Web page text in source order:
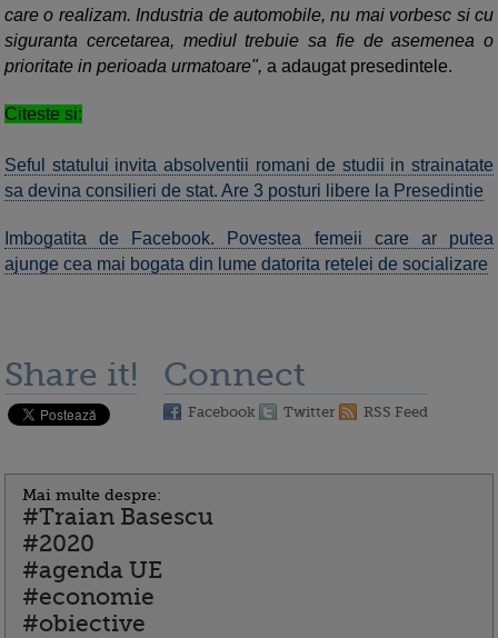
care o realizam. Industria de automobile, nu mai vorbesc si cu
siguranta cercetarea, mediul trebuie sa fie de asemenea o
prioritate in perioada urmatoare", a adaugat presedintele.
Citeste si:
Seful statului invita absolventii romani de studii in strainatate
sa devina consilieri de stat. Are 3 posturi libere la Presedintie
Imbogatita de Facebook. Povestea femeii care ar putea
ajunge cea mai bogata din lume datorita retelei de socializare
Share it! Connect
Facebook Twitter RSS Feed
Mai multe despre:
#Traian Basescu
#2020
#agenda UE
#economie
#obiective